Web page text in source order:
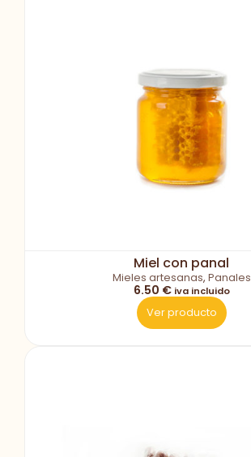
Miel con panal
Mieles artesanas, Panales
6.50 € iva incluido
Ver producto